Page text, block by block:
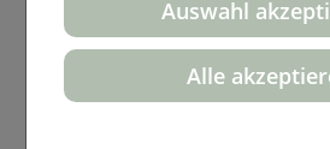
Auswahl
Alle